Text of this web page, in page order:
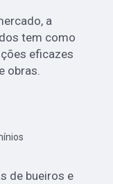
a
tem como
eficazes
obras.
de bueiros e